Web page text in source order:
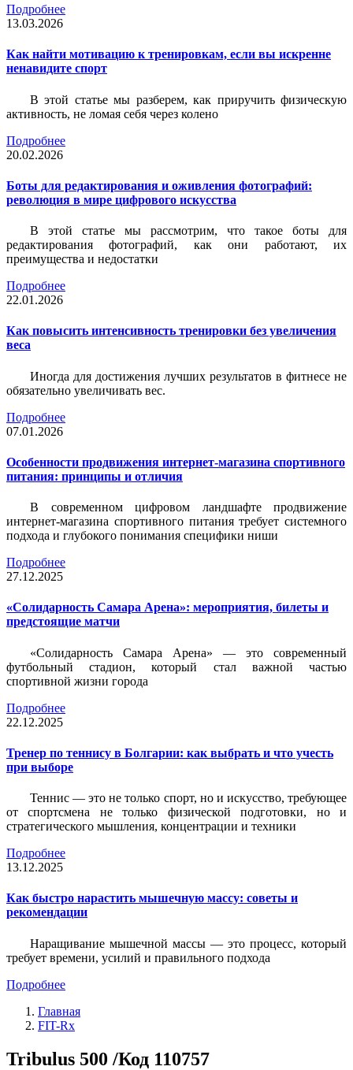
Подробнее
13.03.2026
Как найти мотивацию к тренировкам, если вы искренне
ненавидите спорт
В этой статье мы разберем, как приручить физическую
активность, не ломая себя через колено
Подробнее
20.02.2026
Боты для редактирования и оживления фотографий:
революция в мире цифрового искусства
В этой статье мы рассмотрим, что такое боты для
редактирования фотографий, как они работают, их
преимущества и недостатки
Подробнее
22.01.2026
Как повысить интенсивность тренировки без увеличения
веса
Иногда для достижения лучших результатов в фитнесе не
обязательно увеличивать вес.
Подробнее
07.01.2026
Особенности продвижения интернет-магазина спортивного
питания: принципы и отличия
В современном цифровом ландшафте продвижение
интернет-магазина спортивного питания требует системного
подхода и глубокого понимания специфики ниши
Подробнее
27.12.2025
«Солидарность Самара Арена»: мероприятия, билеты и
предстоящие матчи
«Солидарность Самара Арена» — это современный
футбольный стадион, который стал важной частью
спортивной жизни города
Подробнее
22.12.2025
Тренер по теннису в Болгарии: как выбрать и что учесть
при выборе
Теннис — это не только спорт, но и искусство, требующее
от спортсмена не только физической подготовки, но и
стратегического мышления, концентрации и техники
Подробнее
13.12.2025
Как быстро нарастить мышечную массу: советы и
рекомендации
Наращивание мышечной массы — это процесс, который
требует времени, усилий и правильного подхода
Подробнее
Главная
FIT-Rx
Tribulus 500 /Код 110757